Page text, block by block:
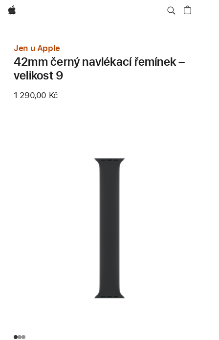
Apple
Jen u Apple
42mm černý navlékací řemínek –
velikost 9
1 290,00 Kč